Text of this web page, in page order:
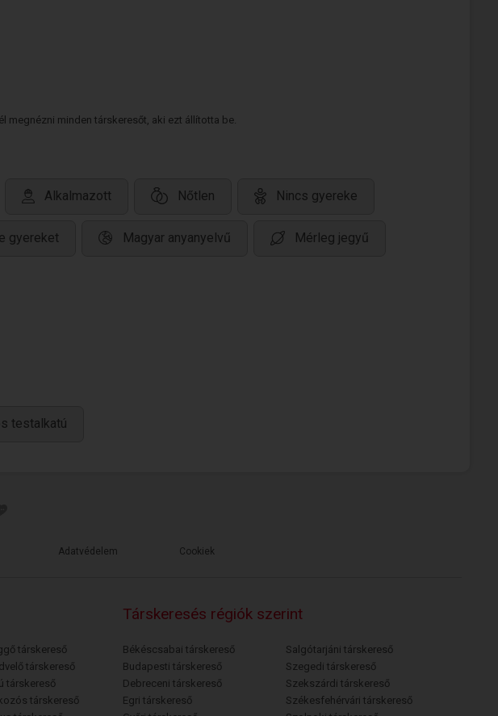
megnézni minden társkeresőt, aki ezt állította be.
Alkalmazott Nőtlen Nincs gyereke
gyereket Magyar anyanyelvű Mérleg jegyű
testalkatú
Adatvédelem Cookiek
társkereső
társkereső
társkereső
társkereső
Társkeresés régiók szerint
Békéscsabai társkereső
Budapesti társkereső
Debreceni társkereső
Egri társkereső
Salgótarjáni társkereső
Szegedi társkereső
Szekszárdi társkereső
Székesfehérvári társkereső